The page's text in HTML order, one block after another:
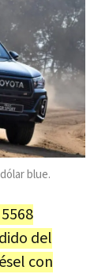
blue.
del
con